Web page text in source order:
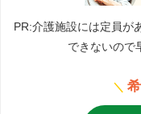
PR:介護施設には定員が
できないので
＼